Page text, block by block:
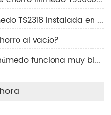
2. Máquina de chorro húmedo TS2318 instalada en Shanghái
al vacío?
4. La máquina de chorro húmedo funciona muy bien en Cadana.